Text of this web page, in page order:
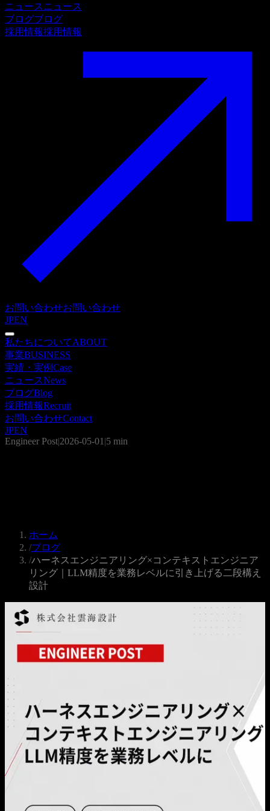
ニュースニュース
ブログブログ
採用情報採用情報
お問い合わせお問い合わせ
JPEN
私たちについてABOUT
事業BUSINESS
実績・実例Case
ニュースNews
ブログBlog
採用情報Recruit
お問い合わせContact
JPEN
Engineer Post|2026-05-01 |5 min
ホーム
/ブログ
/ハーネスエンジニアリング×コンテキストエンジニア
リング｜LLM精度を業務レベルに引き上げる二段構え
設計